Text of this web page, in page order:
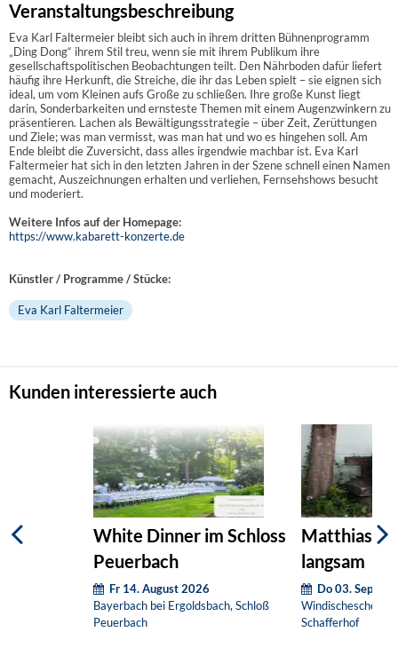
Veranstaltungsbeschreibung
Eva Karl Faltermeier bleibt sich auch in ihrem dritten Bühnenprogramm
„Ding Dong“ ihrem Stil treu, wenn sie mit ihrem Publikum ihre
gesellschaftspolitischen Beobachtungen teilt. Den Nährboden dafür liefert
häufig ihre Herkunft, die Streiche, die ihr das Leben spielt – sie eignen sich
ideal, um vom Kleinen aufs Große zu schließen. Ihre große Kunst liegt
darin, Sonderbarkeiten und ernsteste Themen mit einem Augenzwinkern zu
präsentieren. Lachen als Bewältigungsstrategie – über Zeit, Zerüttungen
und Ziele; was man vermisst, was man hat und wo es hingehen soll. Am
Ende bleibt die Zuversicht, dass alles irgendwie machbar ist. Eva Karl
Faltermeier hat sich in den letzten Jahren in der Szene schnell einen Namen
gemacht, Auszeichnungen erhalten und verliehen, Fernsehshows besucht
und moderiert.
Weitere Infos auf der Homepage:
https://www.kabarett-konzerte.de
Künstler / Programme / Stücke:
Eva Karl Faltermeier
Kunden interessierte auch
White Dinner im Schloss
Peuerbach
Fr 14. August 2026
Bayerbach bei Ergoldsbach, Schloß
Peuerbach
Matthias
langsam
Do 03.
Schafferhof